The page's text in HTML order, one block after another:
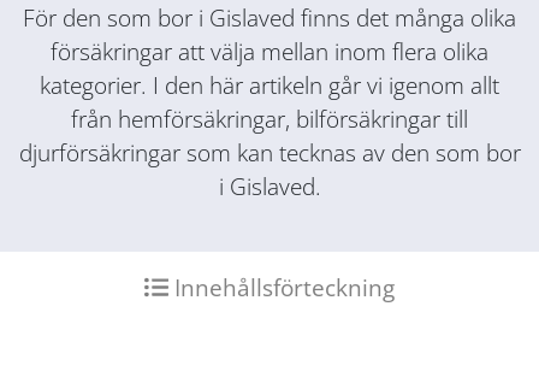
För den som bor i Gislaved finns det många olika
försäkringar att välja mellan inom flera olika
kategorier. I den här artikeln går vi igenom allt
från hemförsäkringar, bilförsäkringar till
djurförsäkringar som kan tecknas av den som bor
i Gislaved.
Innehållsförteckning